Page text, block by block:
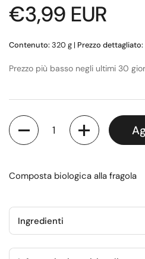
Prezzo di listino
€3,99 EUR
Contenuto: 320 g | Prezzo dettagliato:
Prezzo più basso negli ultimi 30
Quantità
Composta biologica alla fragola
Ingredienti